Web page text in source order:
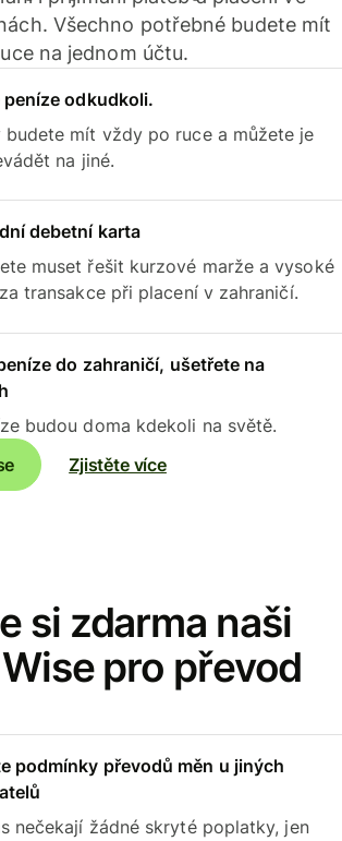
Všechno potřebné budete mít
na jednom účtu.
odkudkoli.
budete mít vždy po ruce a můžete je
na jiné.
debetní karta
muset řešit kurzové marže a vysoké
transakce při placení v zahraničí.
do zahraničí, ušetřete na
budou doma kdekoli na světě.
Zjistěte více
si zdarma naši
pro převod
podmínky převodů měn u jiných
nečekají žádné skryté poplatky, jen